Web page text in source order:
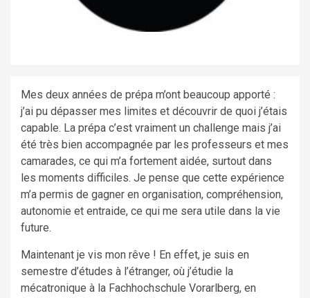
Mes deux années de prépa m’ont beaucoup apporté :
j’ai pu dépasser mes limites et découvrir de quoi j’étais
capable. La prépa c’est vraiment un challenge mais j’ai
été très bien accompagnée par les professeurs et mes
camarades, ce qui m’a fortement aidée, surtout dans
les moments difficiles. Je pense que cette expérience
m’a permis de gagner en organisation, compréhension,
autonomie et entraide, ce qui me sera utile dans la vie
future.
Maintenant je vis mon rêve ! En effet, je suis en
semestre d’études à l’étranger, où j’étudie la
mécatronique à la Fachhochschule Vorarlberg, en